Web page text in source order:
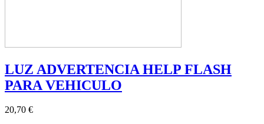
LUZ ADVERTENCIA HELP FLASH
PARA VEHICULO
20,70 €